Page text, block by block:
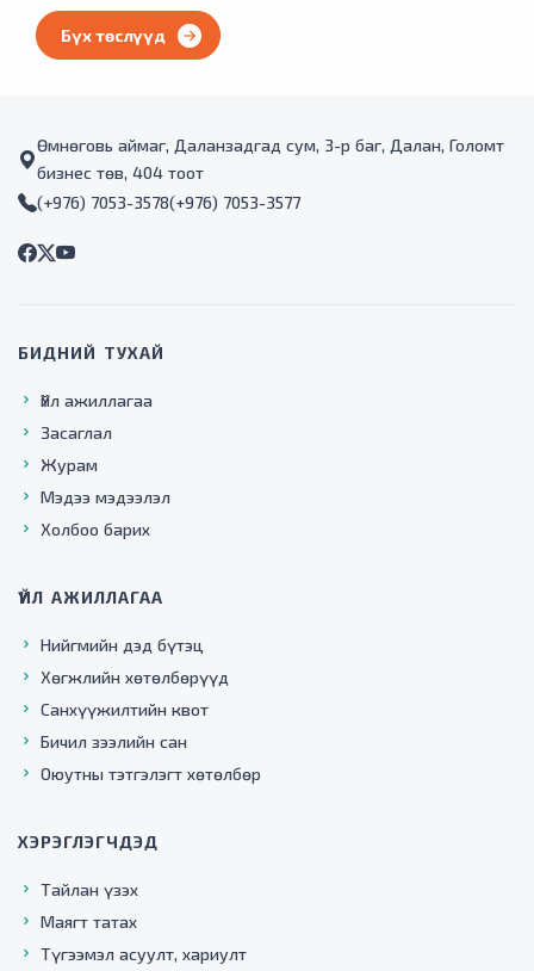
дагуу байршилтайгаас шалтгаалан орон нутгийн иргэд,
уул уурхайн ажилчид, гадаад дотоодын аялагч гэх мэт
зорчин өнгөрөх иргэдийн тоо харьцангуй ихтэй байдаг
анхан шатны яаралтай тусламж үйлчилгээний хүртээмж
маш муу байдаг.
Бүх төслүүд
Өмнөговь аймаг, Даланзадгад сум, 3-р баг, Далан, Голомт
бизнес төв, 404 тоот
(+976) 7053-3578(+976) 7053-3577
БИДНИЙ ТУХАЙ
Үйл ажиллагаа
Засаглал
Журам
Мэдээ мэдээлэл
Холбоо барих
ҮЙЛ АЖИЛЛАГАА
Нийгмийн дэд бүтэц
Хөгжлийн хөтөлбөрүүд
Санхүүжилтийн квот
Бичил зээлийн сан
Оюутны тэтгэлэгт хөтөлбөр
ХЭРЭГЛЭГЧДЭД
Тайлан үзэх
Маягт татах
Түгээмэл асуулт, хариулт